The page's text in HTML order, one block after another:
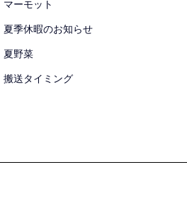
マーモット
夏季休暇のお知らせ
夏野菜
搬送タイミング